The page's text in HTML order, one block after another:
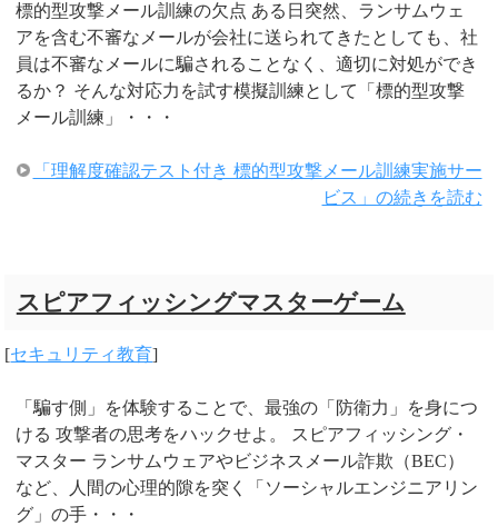
標的型攻撃メール訓練の欠点 ある日突然、ランサムウェ
アを含む不審なメールが会社に送られてきたとしても、社
員は不審なメールに騙されることなく、適切に対処ができ
るか？ そんな対応力を試す模擬訓練として「標的型攻撃
メール訓練」・・・
「理解度確認テスト付き 標的型攻撃メール訓練実施サー
ビス」の続きを読む
スピアフィッシングマスターゲーム
[セキュリティ教育]
「騙す側」を体験することで、最強の「防衛力」を身につ
ける 攻撃者の思考をハックせよ。 スピアフィッシング・
マスター ランサムウェアやビジネスメール詐欺（BEC）
など、人間の心理的隙を突く「ソーシャルエンジニアリン
グ」の手・・・